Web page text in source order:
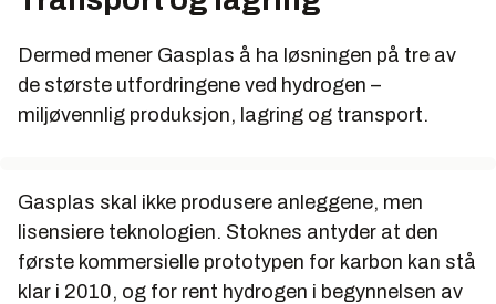
Dermed mener Gasplas å ha løsningen på tre av
de største utfordringene ved hydrogen –
miljøvennlig produksjon, lagring og transport.
Gasplas skal ikke produsere anleggene, men
lisensiere teknologien. Stoknes antyder at den
første kommersielle prototypen for karbon kan stå
klar i 2010, og for rent hydrogen i begynnelsen av